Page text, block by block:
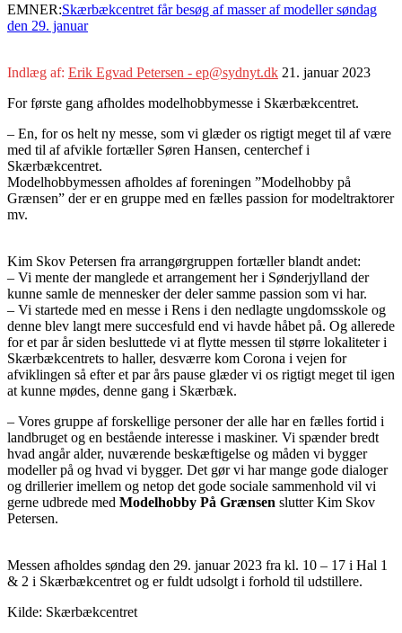
EMNER:Skærbækcentret får besøg af masser af modeller søndag
den 29. januar
Indlæg af: Erik Egvad Petersen - ep@sydnyt.dk 21. januar 2023
For første gang afholdes modelhobbymesse i Skærbækcentret.
– En, for os helt ny messe, som vi glæder os rigtigt meget til af være
med til af afvikle fortæller Søren Hansen, centerchef i
Skærbækcentret.
Modelhobbymessen afholdes af foreningen ”Modelhobby på
Grænsen” der er en gruppe med en fælles passion for modeltraktorer
mv.
Kim Skov Petersen fra arrangørgruppen fortæller blandt andet:
– Vi mente der manglede et arrangement her i Sønderjylland der
kunne samle de mennesker der deler samme passion som vi har.
– Vi startede med en messe i Rens i den nedlagte ungdomsskole og
denne blev langt mere succesfuld end vi havde håbet på. Og allerede
for et par år siden besluttede vi at flytte messen til større lokaliteter i
Skærbækcentrets to haller, desværre kom Corona i vejen for
afviklingen så efter et par års pause glæder vi os rigtigt meget til igen
at kunne mødes, denne gang i Skærbæk.
– Vores gruppe af forskellige personer der alle har en fælles fortid i
landbruget og en bestående interesse i maskiner. Vi spænder bredt
hvad angår alder, nuværende beskæftigelse og måden vi bygger
modeller på og hvad vi bygger. Det gør vi har mange gode dialoger
og drillerier imellem og netop det gode sociale sammenhold vil vi
gerne udbrede med Modelhobby På Grænsen slutter Kim Skov
Petersen.
Messen afholdes søndag den 29. januar 2023 fra kl. 10 – 17 i Hal 1
& 2 i Skærbækcentret og er fuldt udsolgt i forhold til udstillere.
Kilde: Skærbækcentret